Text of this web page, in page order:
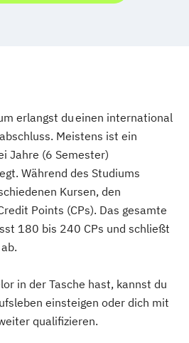
erlangst du einen international
Meistens ist ein
Jahre (6 Semester)
Während des Studiums
Kursen, den
Points (CPs). Das gesamte
180 bis 240 CPs und schließt
in der Tasche hast, kannst du
einsteigen oder dich mit
qualifizieren.